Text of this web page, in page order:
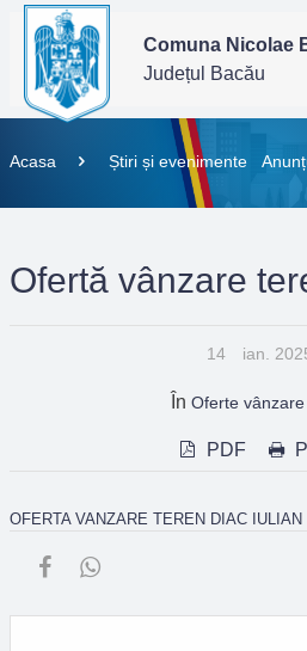
Comuna Nicolae
Județul Bacău
Acasa Știri și evenimente
Ofertă vânzare
14 ian.
În Oferte
PDF
OFERTA VANZARE TEREN DIAC IULIAN